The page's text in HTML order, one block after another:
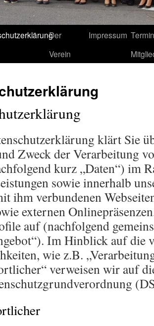
Der
Verein
Impressum
klärt Sie
Zweck der Verarbeitung
kurz „Daten“) im
sowie innerhalb
ihm verbundenen
externen
auf (nachfolgend
Im Hinblick auf die
wie z.B.
verweisen wir auf